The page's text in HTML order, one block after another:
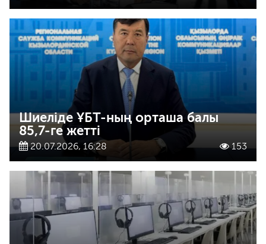
Шиеліде ҰБТ-ның орташа балы
85,7-ге жетті
20.07.2026, 16:28 153